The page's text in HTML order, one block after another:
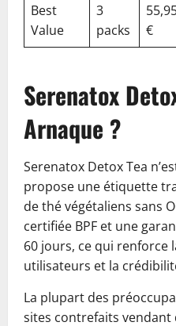
Best
Value
3
packs
€
Serenatox
Arnaque ?
Serenatox Detox Tea
propose une étiquette
de thé végétaliens sans
certifiée BPF et une
60 jours, ce qui renforce
utilisateurs et la
La plupart des
sites contrefaits vendant